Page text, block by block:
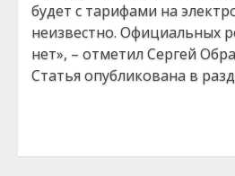
будет с тарифами на
неизвестно. Официальных
нет», – отметил Сергей
Статья опубликована в